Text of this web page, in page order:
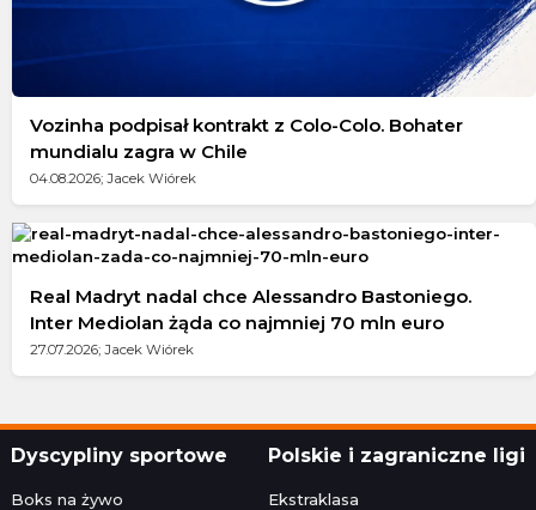
Vozinha podpisał kontrakt z Colo-Colo. Bohater
mundialu zagra w Chile
04.08.2026; Jacek Wiórek
Real Madryt nadal chce Alessandro Bastoniego.
Inter Mediolan żąda co najmniej 70 mln euro
27.07.2026; Jacek Wiórek
Dyscypliny sportowe
Boks na żywo
Polskie i zagraniczne ligi
Ekstraklasa